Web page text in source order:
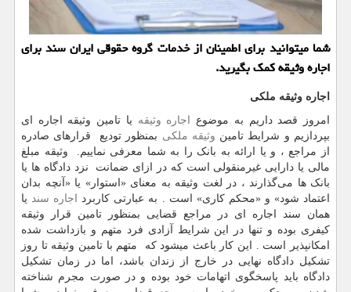
شما میتوانید برای اطمینان از خدمات گروه حقوقی ایران سند برای
اجاره وثیقه کمک بگیرید.
اجاره وثیقه ملکی
امروز قصد داریم به موضوع اجاره وثیقه یا تامین وثیقه اجاره ای
بپردازیم و شرایط تامین وثیقه ملکی بمنظور تودیع قرارهای صادره
از مراجع ، و یا ارائه به بانک را به شما معرفی نماییم. وثیقه مبلغ
مالی یا دارایی غیرمنقولی است که در ازای ضمانت نزد دادگاه ها یا
بانک ها می‌گذارند ، در لغت وثیقه به معنای «استوار» یا «آنچه بدان
اعتماد شود» و «محکم کاری» است . به عبارتی کاربرد اجاره سند یا
همان سند اجاره ای در مراجع قضایی بمنظور تامین قرار وثیقه
کیفری بوده و تنها در این شرایط آزادی فرد متهم و بازداشت شده
امکانپذیر است . این کار باعث میشود که متهم با تامین وثیقه تا روز
تشکیل دادگاه نهایی در خارج از زندان باشد، اما در زمان تشکیل
دادگاه باید پاسخگوی اتهامات خود بوده و در صورت مجرم شناخته